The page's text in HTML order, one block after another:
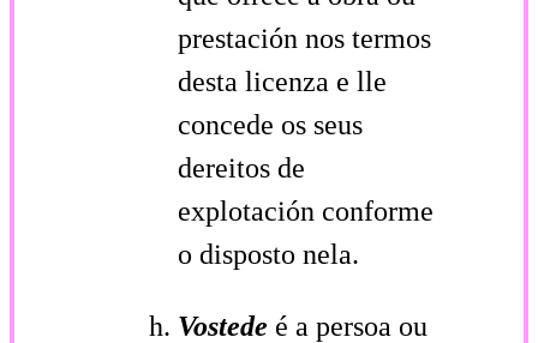
prestación nos termos
desta licenza e lle
concede os seus
dereitos de
explotación conforme
o disposto nela.
Vostede é a persoa ou